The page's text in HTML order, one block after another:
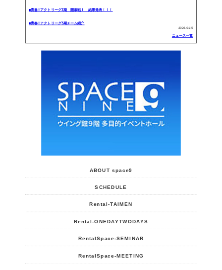
■青春!!アクトリーグ3期 開幕戦！ 結果発表！！！
■青春!!アクトリーグ3期チーム紹介
2026.04.15
ニュース一覧
ABOUT space9
SCHEDULE
Rental-TAIMEN
Rental-ONEDAYTWODAYS
RentalSpace-SEMINAR
RentalSpace-MEETING